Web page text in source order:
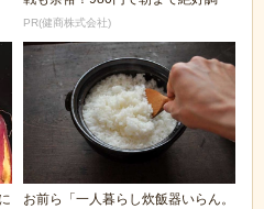
PR(健商株式会社)
お前ら「一人暮らし炊飯器いらん。